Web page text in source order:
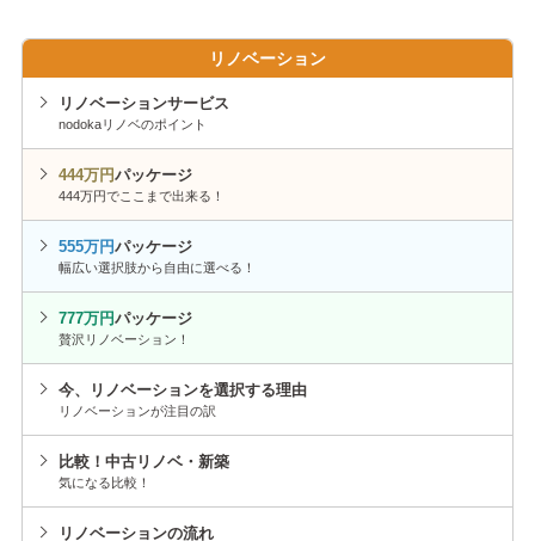
「333
万円
ク」
とっ
ても
お得
な相
談会
開催!
とっ
お得
談会
リノベーション
リノベーションサービス
nodokaリノベのポイント
444万円パッケージ
444万円でここまで出来る！
555万円パッケージ
幅広い選択肢から自由に選べる！
777万円パッケージ
贅沢リノベーション！
今、リノベーションを選択する理由
リノベーションが注目の訳
比較！中古リノベ・新築
気になる比較！
リノベーションの流れ